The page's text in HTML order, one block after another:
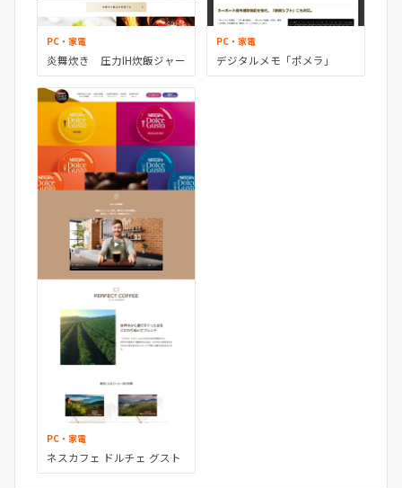
PC・家電
炎舞炊き 圧力IH炊飯ジャー
PC・家電
デジタルメモ「ポメラ」
PC・家電
ネスカフェ ドルチェ グスト